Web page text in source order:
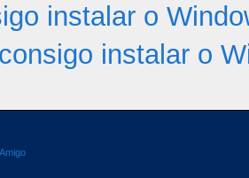
instalar o
instalar o